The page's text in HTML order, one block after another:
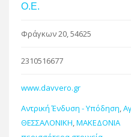
Ο.Ε.
Φράγκων 20, 54625
2310516677
www.davvero.gr
Αντρική Ένδυση - Υπόδηση,
ΘΕΣΣΑΛΟΝΙΚΗ,ΜΑΚΕΔΟΝΙΑ